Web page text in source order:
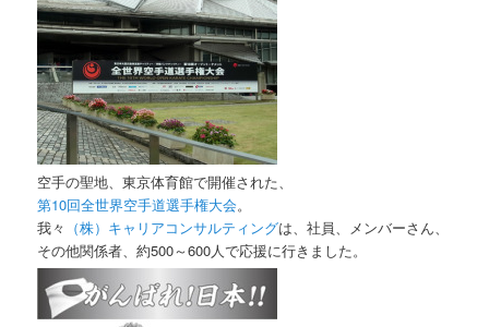
空手の聖地、東京体育館で開催された、
第10回全世界空手道選手権大会。
我々 （株）キャリアコンサルティングは、社員、メンバーさん、
その他関係者、約500～600人で応援に行きました。